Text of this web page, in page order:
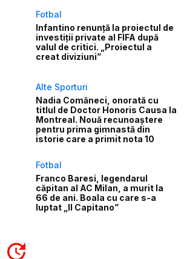
Fotbal
Infantino renunță la proiectul de
investiții private al FIFA după
valul de critici. „Proiectul a
creat diviziuni”
Alte Sporturi
Nadia Comăneci, onorată cu
titlul de Doctor Honoris Causa la
Montreal. Nouă recunoaștere
pentru prima gimnastă din
istorie care a primit nota 10
Fotbal
Franco Baresi, legendarul
căpitan al AC Milan, a murit la
66 de ani. Boala cu care s-a
luptat „Il Capitano”